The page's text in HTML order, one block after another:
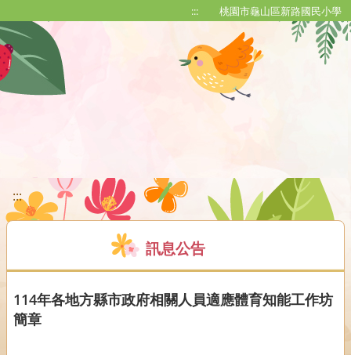
::: 桃園市龜山區新路國民小學
:::
訊息公告
114年各地方縣市政府相關人員適應體育知能工作坊
簡章